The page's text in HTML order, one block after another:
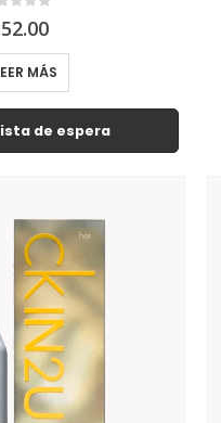
of 5
52.00
MÁS
de espera